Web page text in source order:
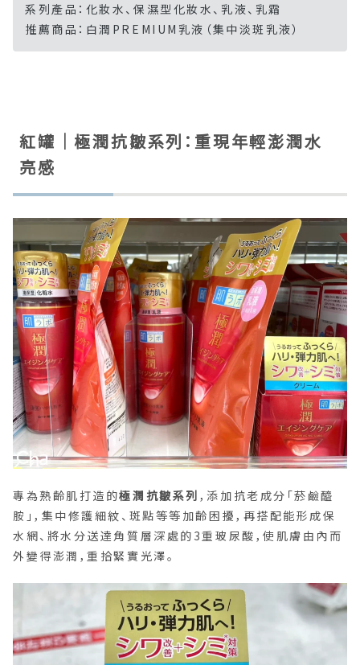
系列產品：化妝水、保濕型化妝水、乳液、乳霜
推薦商品：白潤PREMIUM乳液（集中淡斑乳液）
紅罐｜極潤抗皺系列：重現年輕澎潤水
亮感
專為熟齡肌打造的極潤抗皺系列 ，添加抗老成分「菸鹼醯
胺」，集中修護細紋、斑點等等加齡困擾，再搭配能形成保
水網、將水分送達角質層深處的3重玻尿酸，使肌膚由內而
外變得澎潤，重拾緊實光澤。